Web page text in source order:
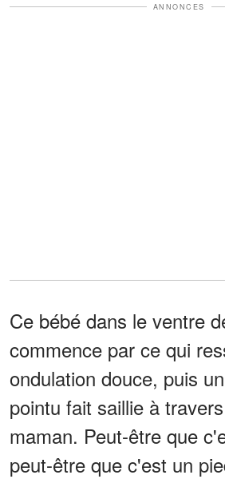
ANNONCES
Ce bébé dans le ventre
commence par ce qui
ondulation douce, puis
pointu fait saillie à
maman. Peut-être que
peut-être que c'est un